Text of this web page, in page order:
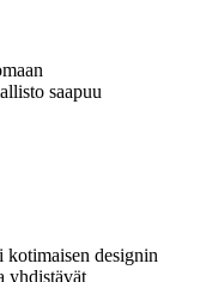
saapuu
designin
yhdistävät